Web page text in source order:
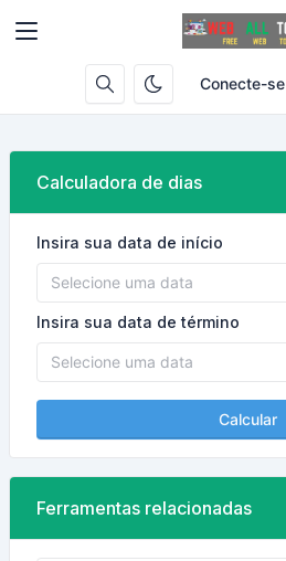
Conecte-se
Calculadora de dias
Insira sua data de início
Insira sua data de término
Calcular
Ferramentas relacionadas